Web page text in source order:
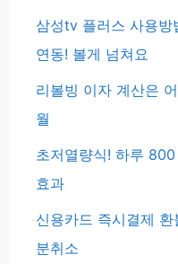
삼성tv 플러스 사용방
연동! 볼게 넘쳐요
리볼빙 이자 계산은
월
초저열량식! 하루
효과
신용카드 즉시결제
분취소